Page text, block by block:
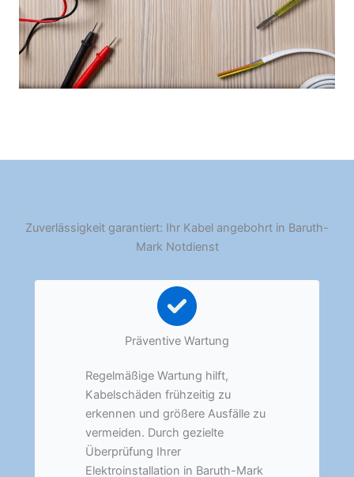
Zuverlässigkeit garantiert: Ihr Kabel angebohrt in Baruth-
Mark Notdienst
Präventive Wartung
Regelmäßige Wartung hilft,
Kabelschäden frühzeitig zu
erkennen und größere Ausfälle zu
vermeiden. Durch gezielte
Überprüfung Ihrer
Elektroinstallation in Baruth-Mark